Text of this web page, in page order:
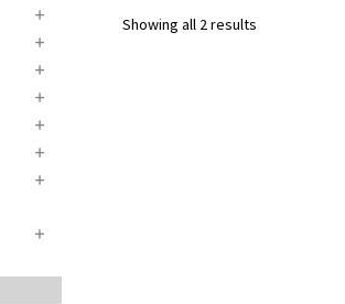
Showing all 2 results